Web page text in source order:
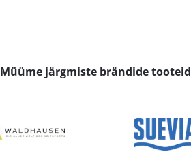
Müüme järgmiste brändide tooteid